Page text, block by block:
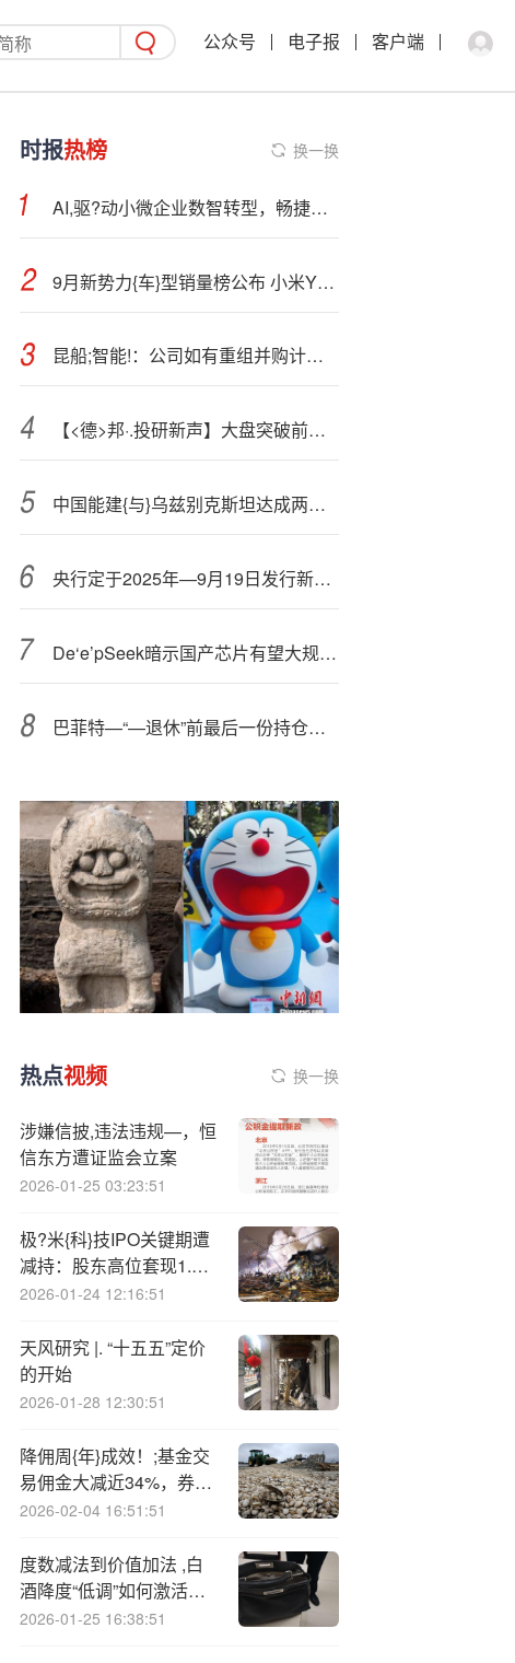
公众号 电子报 客户端
时报热榜 换一换
AI,驱?动小微企业数智转型，畅捷通斩获数智创新与AI应用双项大奖！
9月新势力{车}型销量榜公布 小米YU7夺得榜首 SU7第三
昆船;智能!：公司如有重组并购计划，将会依据相关规定及时履行信息披露义务
【<德>邦·.投研新声】大盘突破前高，后市怎么看？
中国能建{与}乌兹别克斯坦达成两项合作
央行定于2025年—9月19日发行新疆维吾尔自治区成立70周年金银纪念币一套
De‘e’pSeek暗示国产芯片有望大规模使用
巴菲特—“—退休”前最后一份持仓报告：卖苹果，买谷歌，连续12季度净卖出
热点视频 换一换
涉嫌信披,违法违规—，恒
信东方遭证监会立案
2026-01-25 03:23:51
极?米{科}技IPO关键期遭
减持：股东高位套现1.6
亿，市场信心承压
2026-01-24 12:16:51
天风研究 |. “十五五”定价
的开始
2026-01-28 12:30:51
降佣周{年}成效！;基金交
易佣金大减近34%，券商
股东们很“受伤”
2026-02-04 16:51:51
度数减法到价值加法 ,白
酒降度“低调”如何激活市
场活力
2026-01-25 16:38:51